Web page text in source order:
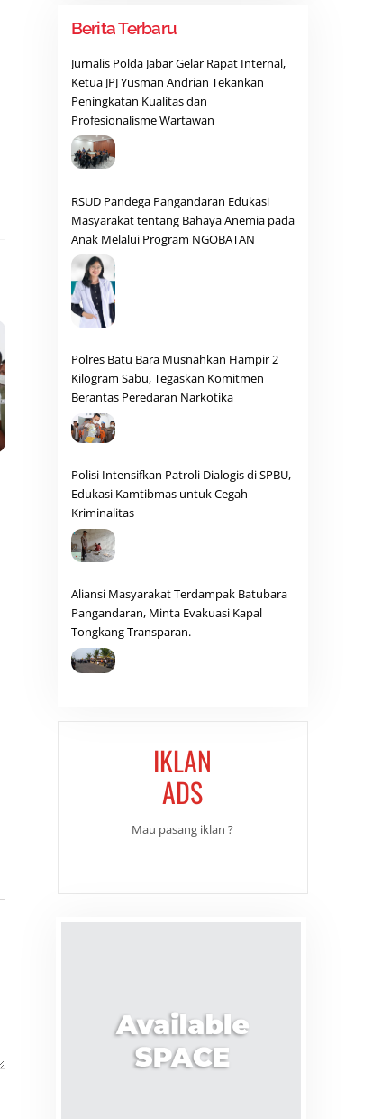
Berita Terbaru
Jurnalis Polda Jabar Gelar Rapat Internal,
Ketua JPJ Yusman Andrian Tekankan
Peningkatan Kualitas dan
Profesionalisme Wartawan
RSUD Pandega Pangandaran Edukasi
Masyarakat tentang Bahaya Anemia pada
Anak Melalui Program NGOBATAN
Polres Batu Bara Musnahkan Hampir 2
Kilogram Sabu, Tegaskan Komitmen
Berantas Peredaran Narkotika
Polisi Intensifkan Patroli Dialogis di SPBU,
Edukasi Kamtibmas untuk Cegah
Kriminalitas
Aliansi Masyarakat Terdampak Batubara
Pangandaran, Minta Evakuasi Kapal
Tongkang Transparan.
IKLAN
ADS
Mau pasang iklan ?